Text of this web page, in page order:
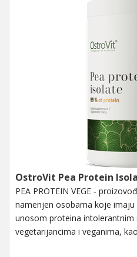
OstroVit Pea Protein
PEA PROTEIN VEGE -
namenjen osobama koje
unosom proteina intolerantnim
vegetarijancima i veganima,